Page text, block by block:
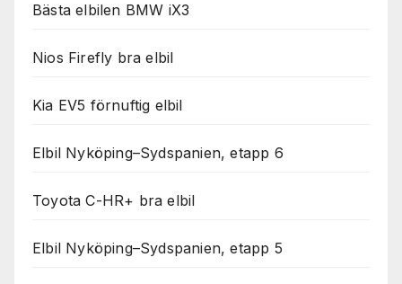
Bästa elbilen BMW iX3
Nios Firefly bra elbil
Kia EV5 förnuftig elbil
Elbil Nyköping–Sydspanien, etapp 6
Toyota C-HR+ bra elbil
Elbil Nyköping–Sydspanien, etapp 5